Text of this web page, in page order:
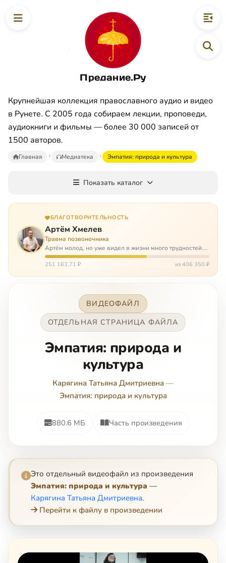
Предание.Ру
Крупнейшая коллекция православного аудио и видео
в Рунете. С 2005 года собираем лекции, проповеди,
аудиокниги и фильмы — более 30 000 записей от
1500 авторов.
Главная Медиатека Эмпатия: природа и культура
Показать каталог
БЛАГОТВОРИТЕЛЬНОСТЬ
Артём Хмелев
Травма позвоночника
Артём молод, но уже видел в жизни много трудностей.
Он сирота, привык заботится о себе сам, но, когда
случилось несчастье, и он был парализован – остался на
251 163,71 ₽ из 406 350 ₽
ВИДЕОФАЙЛ
ОТДЕЛЬНАЯ СТРАНИЦА ФАЙЛА
Эмпатия: природа и
культура
Карягина Татьяна Дмитриевна —
Эмпатия: природа и культура
880.6 МБ Часть произведения
Это отдельный видеофайл из произведения
Эмпатия: природа и культура —
Карягина Татьяна Дмитриевна.
Перейти к файлу в произведении